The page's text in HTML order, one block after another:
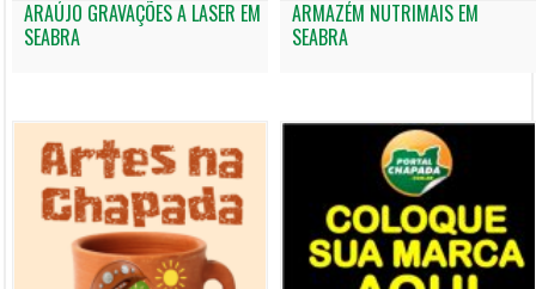
ARAÚJO GRAVAÇÕES A LASER EM
SEABRA
ARMAZÉM NUTRIMAIS EM
SEABRA